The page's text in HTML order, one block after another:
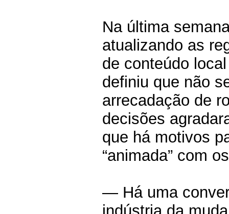
Na última
atualizando as
de conteúdo
definiu que não
arrecadação de
decisões
que há motivos
“animada” com
— Há uma